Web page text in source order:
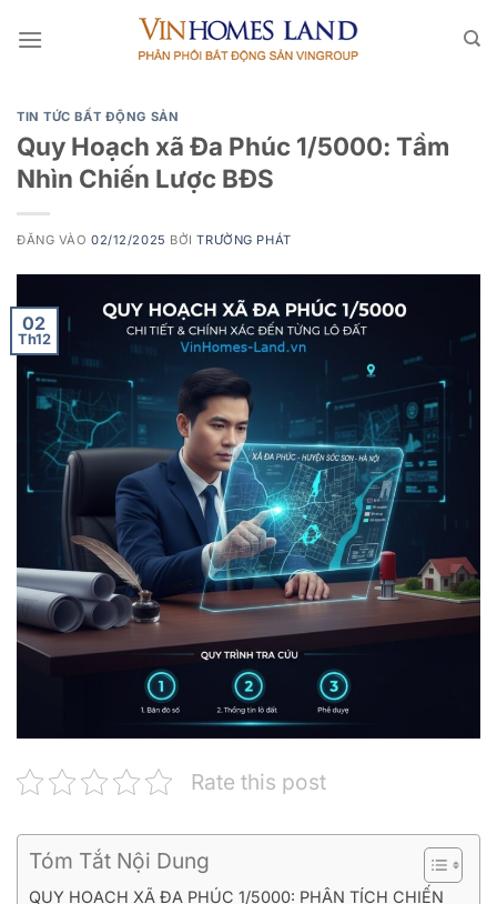
qua
TIN TỨC BẤT ĐỘNG SẢN
Quy Hoạch xã Đa Phúc 1/5000: Tầm
Nhìn Chiến Lược BĐS
ĐĂNG VÀO02/12/2025 BỞITRƯỜNG PHÁT
02
Th12
Rate this post
Tóm Tắt Nội Dung
QUY HOẠCH XÃ ĐA PHÚC 1/5000: PHÂN TÍCH CHIẾN